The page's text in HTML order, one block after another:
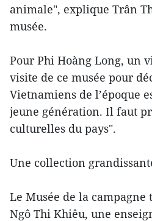
animale", explique Trân
musée.
Pour Phi Hoàng Long, un
visite de ce musée pour
Vietnamiens de l’époque
jeune génération. Il faut
culturelles du pays".
Une collection
Le Musée de la
Ngô Thi Khiêu, une